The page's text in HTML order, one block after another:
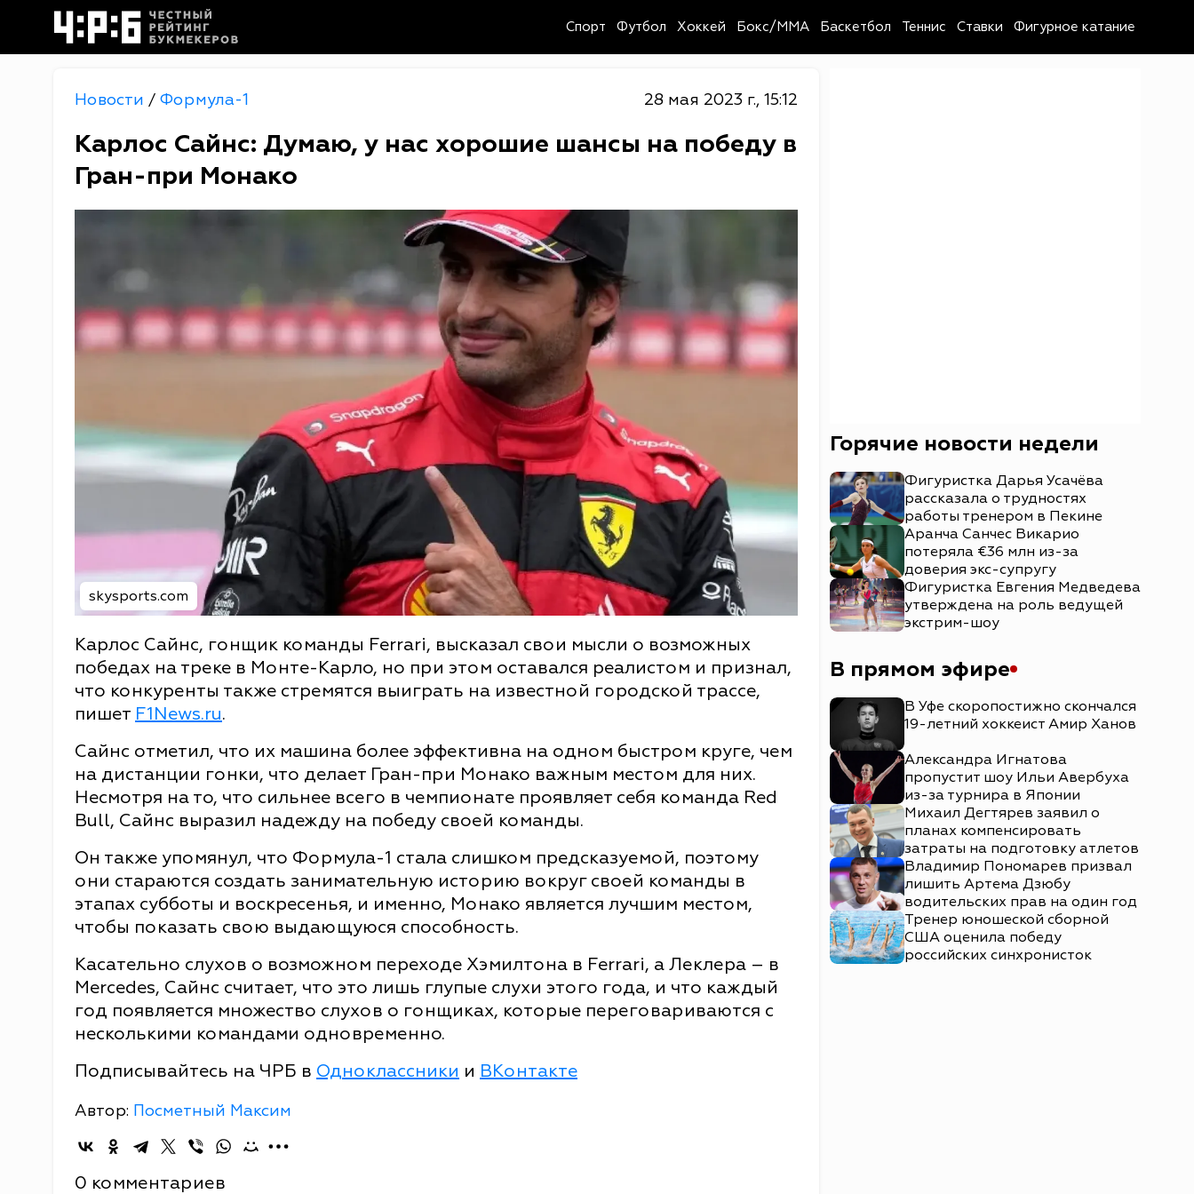
Спорт Футбол Хоккей Бокс/MMA Баскетбол Теннис Ставки Фигурное катание
Новости / Формула-1 28 мая 2023 г., 15:12
Карлос Сайнс: Думаю, у нас хорошие шансы на победу в
Гран-при Монако
skysports.com
Карлос Сайнс, гонщик команды Ferrari, высказал свои мысли о возможных
победах на треке в Монте-Карло, но при этом оставался реалистом и признал,
что конкуренты также стремятся выиграть на известной городской трассе,
пишет F1News.ru.
Сайнс отметил, что их машина более эффективна на одном быстром круге, чем
на дистанции гонки, что делает Гран-при Монако важным местом для них.
Несмотря на то, что сильнее всего в чемпионате проявляет себя команда Red
Bull, Сайнс выразил надежду на победу своей команды.
Он также упомянул, что Формула-1 стала слишком предсказуемой, поэтому
они стараются создать занимательную историю вокруг своей команды в
этапах субботы и воскресенья, и именно, Монако является лучшим местом,
чтобы показать свою выдающуюся способность.
Касательно слухов о возможном переходе Хэмилтона в Ferrari, а Леклера – в
Mercedes, Сайнс считает, что это лишь глупые слухи этого года, и что каждый
год появляется множество слухов о гонщиках, которые переговариваются с
несколькими командами одновременно.
Подписывайтесь на ЧРБ в Одноклассники и ВКонтакте
Автор: Посметный Максим
0 комментариев
Горячие новости недели
Фигуристка Дарья Усачёва
рассказала о трудностях
работы тренером в Пекине
Аранча Санчес Викарио
потеряла €36 млн из-за
доверия экс-супругу
Фигуристка Евгения Медведева
утверждена на роль ведущей
экстрим-шоу
В прямом эфире
В Уфе скоропостижно скончался
19-летний хоккеист Амир Ханов
Александра Игнатова
пропустит шоу Ильи Авербуха
из-за турнира в Японии
Михаил Дегтярев заявил о
планах компенсировать
затраты на подготовку атлетов
Владимир Пономарев призвал
лишить Артема Дзюбу
водительских прав на один год
Тренер юношеской сборной
США оценила победу
российских синхронисток